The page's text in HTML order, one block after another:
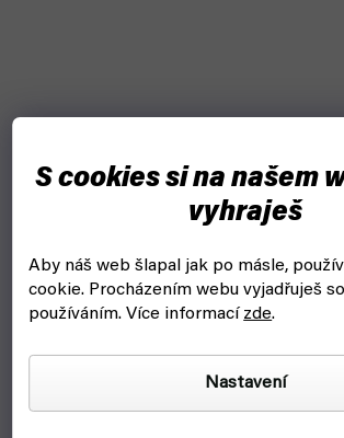
S cookies si na našem
vyhraješ
Aby náš web šlapal jak po másle,
cookie. Procházením webu vyjadřuješ
používáním. Více informací zde.
Nastavení